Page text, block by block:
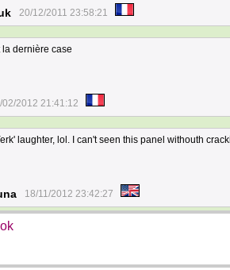
20/12/2011 23:58:21
la dernière case
02/2012 21:41:12
laughter, lol. I can't seen this panel withouth
18/11/2012 23:42:27